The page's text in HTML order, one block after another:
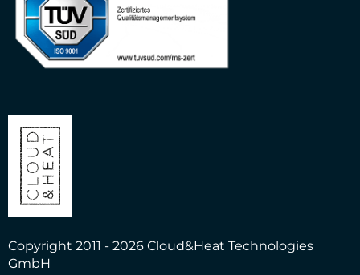
Copyright 2011 - 2026 Cloud&Heat Technologies
GmbH